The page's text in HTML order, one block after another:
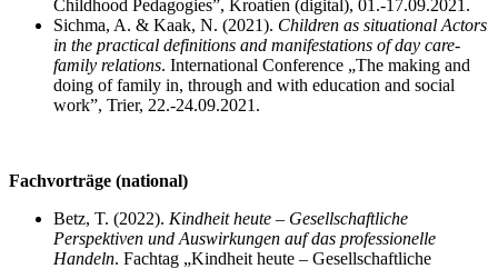
Childhood Pedagogies”, Kroatien (digital), 01.-17.09.2021.
Sichma, A. & Kaak, N. (2021). Children as situational Actors
in the practical definitions and manifestations of day care-
family relations. International Conference „The making and
doing of family in, through and with education and social
work”, Trier, 22.-24.09.2021.
Fachvorträge (national)
Betz, T. (2022). Kindheit heute – Gesellschaftliche
Perspektiven und Auswirkungen auf das professionelle
Handeln. Fachtag „Kindheit heute – Gesellschaftliche